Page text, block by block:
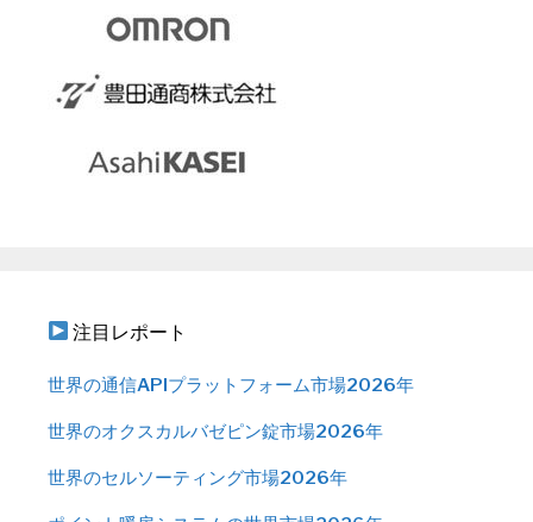
注目レポート
世界の通信APIプラットフォーム市場2026年
世界のオクスカルバゼピン錠市場2026年
世界のセルソーティング市場2026年